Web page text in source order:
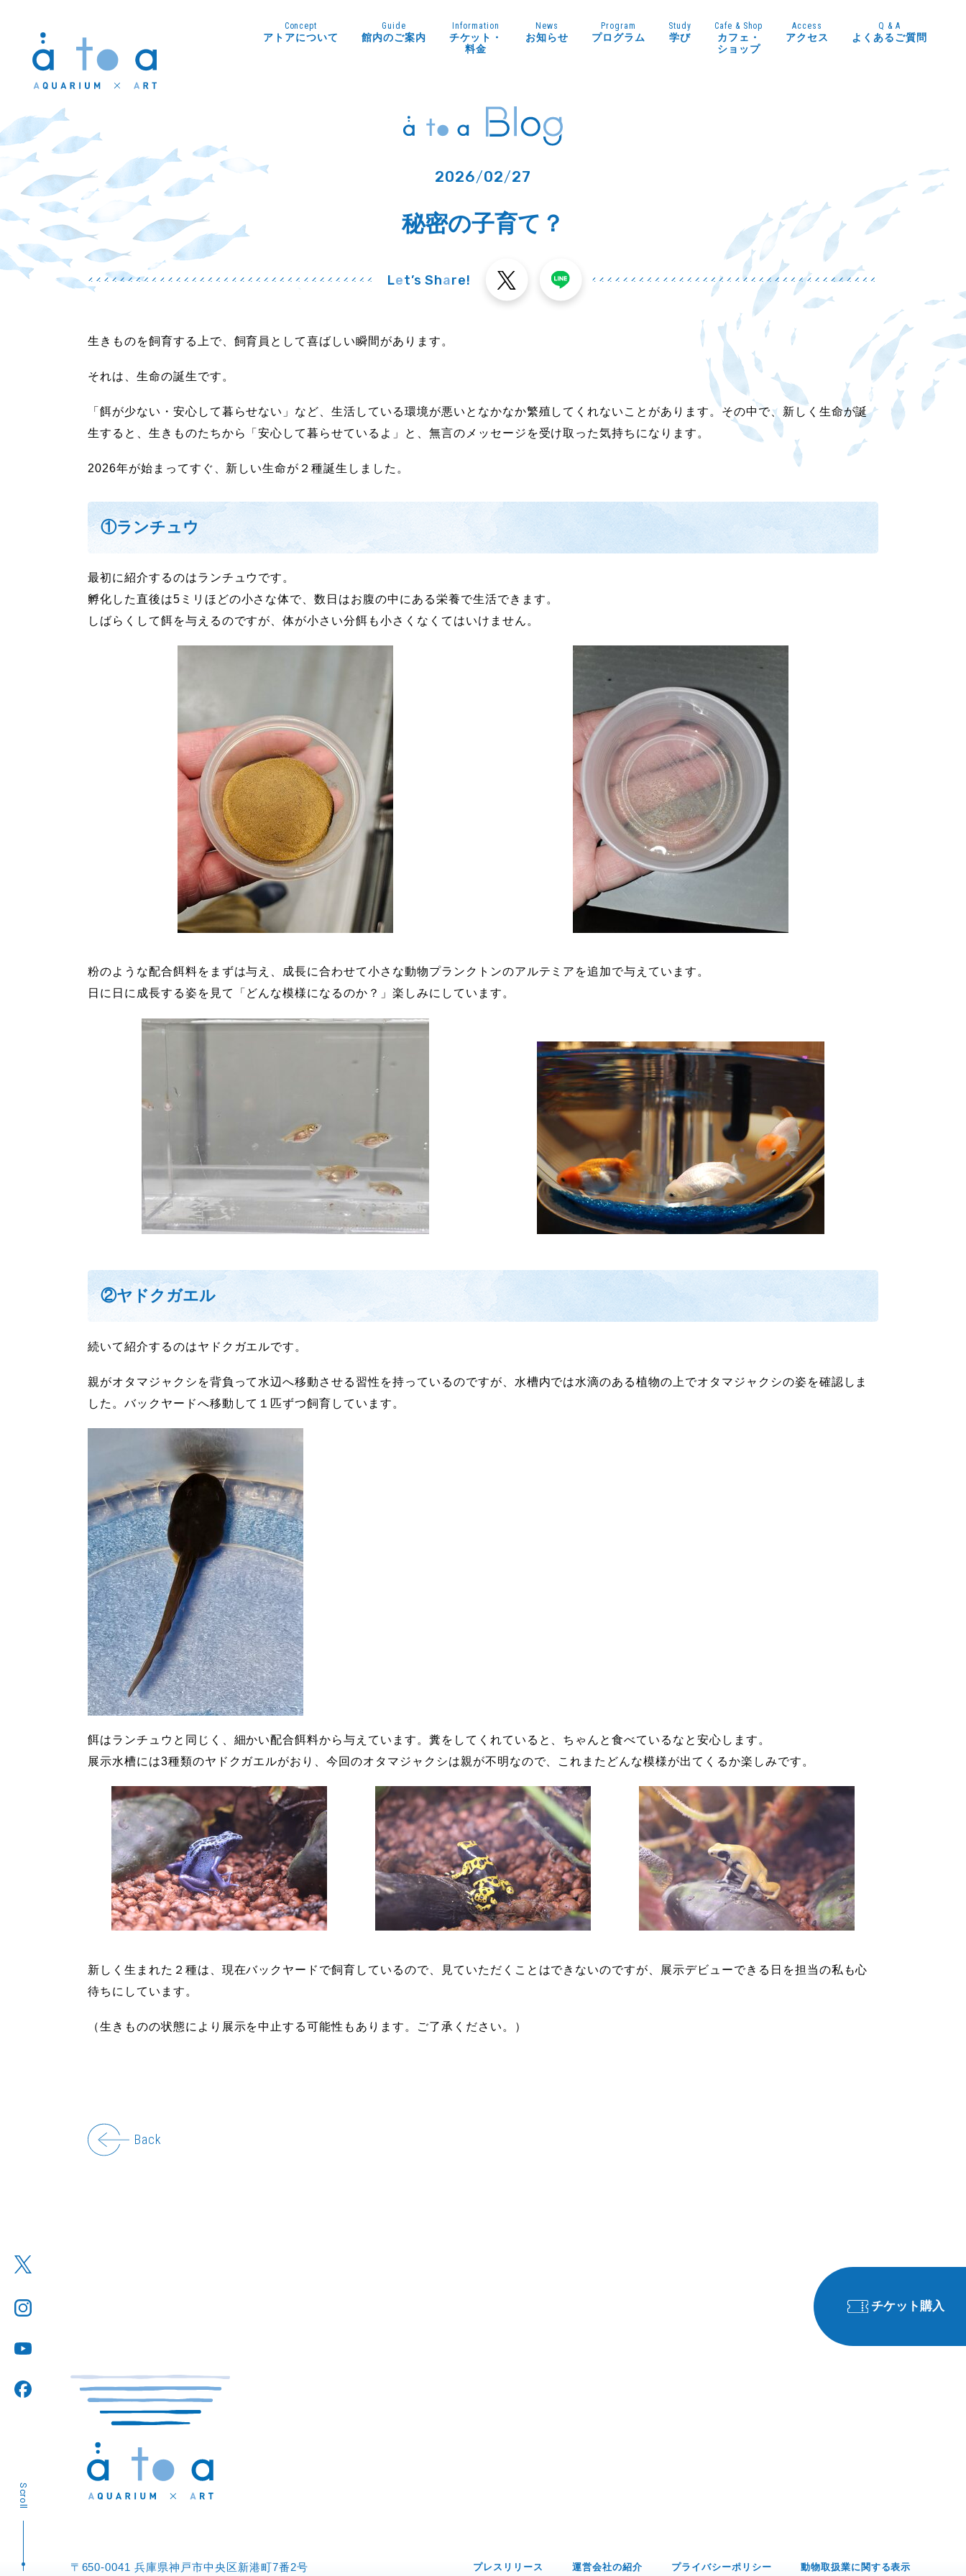
Concept
アトアについて
Guide
館内のご案内
Information
チケット・
料金
News
お知らせ
Program
プログラム
Study
学び
Cafe & Shop
カフェ・
ショップ
Access
アクセス
Q & A
よくあるご質問
2026/02/27
秘密の子育て？
Let’s Share!
生きものを飼育する上で、飼育員として喜ばしい瞬間があります。
それは、生命の誕生です。
「餌が少ない・安心して暮らせない」など、生活している環境が悪いとなかなか繁殖してくれないことがあります。その中で、新しく生命が誕
生すると、生きものたちから「安心して暮らせているよ」と、無言のメッセージを受け取った気持ちになります。
2026年が始まってすぐ、新しい生命が２種誕生しました。
①ランチュウ
最初に紹介するのはランチュウです。
孵化した直後は5 ミリほどの小さな体で、数日はお腹の中にある栄養で生活できます。
しばらくして餌を与えるのですが、体が小さい分餌も小さくなくてはいけません。
粉のような配合餌料をまずは与え、成長に合わせて小さな動物プランクトンのアルテミアを追加で与えています。
日に日に成長する姿を見て「どんな模様になるのか？」楽しみにしています。
②ヤドクガエル
続いて紹介するのはヤドクガエルです。
親がオタマジャクシを背負って水辺へ移動させる習性を持っているのですが、水槽内では水滴のある植物の上でオタマジャクシの姿を確認しま
した。バックヤードへ移動して１匹ずつ飼育しています。
餌はランチュウと同じく、細かい配合餌料から与えています。糞をしてくれていると、ちゃんと食べているなと安心します。
展示水槽には3種類のヤドクガエルがおり、今回のオタマジャクシは親が不明なので、これまたどんな模様が出てくるか楽しみです。
新しく生まれた２種は、現在バックヤードで飼育しているので、見ていただくことはできないのですが、展示デビューできる日を担当の私も心
待ちにしています。
（生きものの状態により展示を中止する可能性もあります。ご了承ください。）
Back
Scroll
チケット購入
〒650-0041 兵庫県神戸市中央区新港町7番2号 プレスリリース 運営会社の紹介 プライバシーポリシー 動物取扱業に関する表示